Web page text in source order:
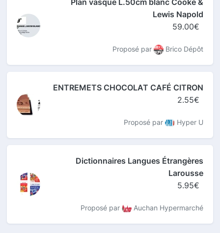
Lewis Napold
59.00€
Proposé par Brico Dépôt
ENTREMETS CHOCOLAT CAFÉ CITRON
2.55€
Proposé par Hyper U
Dictionnaires Langues Étrangères
Larousse
5.95€
Proposé par Auchan Hypermarché